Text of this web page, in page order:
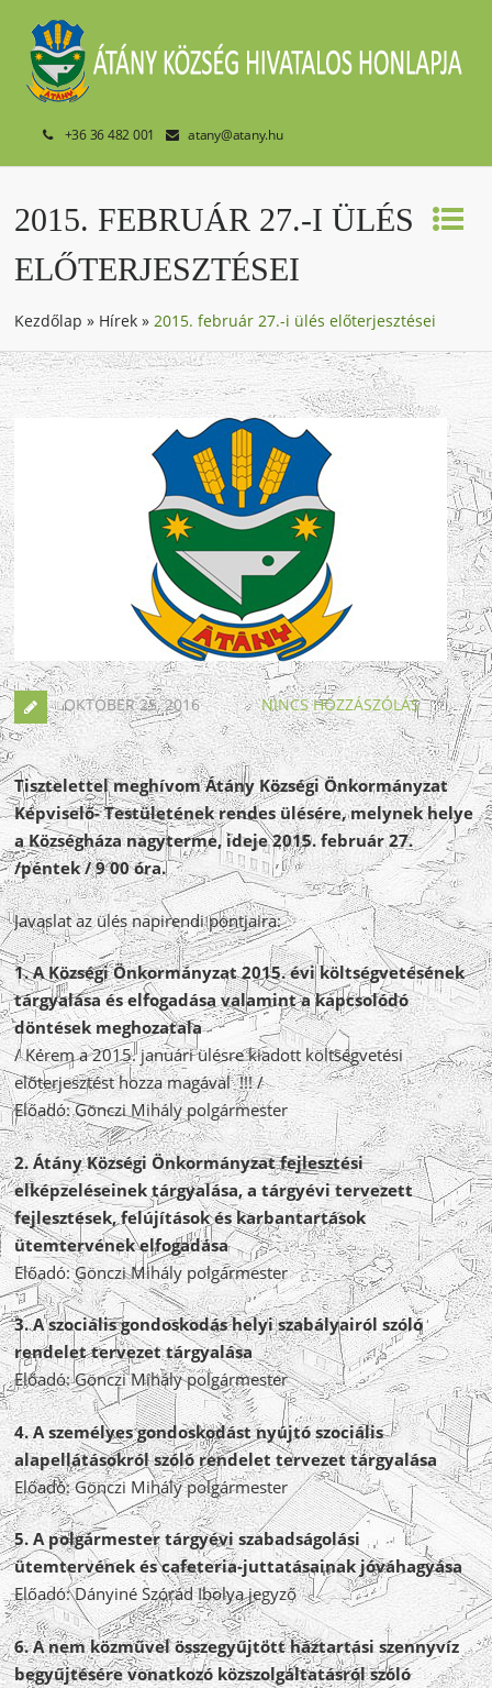
+36 36 482 001 atany@atany.hu
2015. FEBRUÁR 27.-I ÜLÉS
ELŐTERJESZTÉSEI
Kezdőlap » Hírek »2015. február 27.-i ülés előterjesztései
OKTÓBER 25, 2016 NINCS HOZZÁSZÓLÁS
Tisztelettel meghívom Átány Községi Önkormányzat
Képviselő- Testületének rendes ülésére, melynek helye
a Községháza nagyterme, ideje 2015. február 27.
/péntek / 9 00 óra.
Javaslat az ülés napirendi pontjaira:
1. A Községi Önkormányzat 2015. évi költségvetésének
tárgyalása és elfogadása valamint a kapcsolódó
döntések meghozatala
/ Kérem a 2015. januári ülésre kiadott költségvetési
előterjesztést hozza magával !!! /
Előadó: Gönczi Mihály polgármester
2. Átány Községi Önkormányzat fejlesztési
elképzeléseinek tárgyalása, a tárgyévi tervezett
fejlesztések, felújítások és karbantartások
ütemtervének elfogadása
Előadó: Gönczi Mihály polgármester
3. A szociális gondoskodás helyi szabályairól szóló
rendelet tervezet tárgyalása
Előadó: Gönczi Mihály polgármester
4. A személyes gondoskodást nyújtó szociális
alapellátásokról szóló rendelet tervezet tárgyalása
Előadó: Gönczi Mihály polgármester
5. A polgármester tárgyévi szabadságolási
ütemtervének és cafeteria-juttatásainak jóváhagyása
Előadó: Dányiné Szórád Ibolya jegyző
6. A nem közművel összegyűjtött háztartási szennyvíz
begyűjtésére vonatkozó közszolgáltatásról szóló